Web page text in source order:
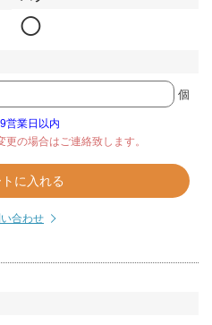
◯
個
営業日以内
の場合はご連絡致します。
に入れる
合わせ